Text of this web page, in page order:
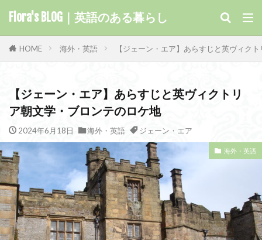
Flora's BLOG｜英語のある暮らし
HOME 海外・英語 【ジェーン・エア】あらすじと英ヴィク
【ジェーン・エア】あらすじと英ヴィクトリ
ア朝文学・ブロンテのロケ地
2024年6月18日 海外・英語 ジェーン・エア
海外・英語
カテゴリー
タグ
Kindle 学習 洋楽 歴史
文豪 教材 嵐が丘 小説
子
外資系企業
名言 医薬翻訳
出版
使い方 会計用語 仕事
ロードオブザリング
見どころ 魔法 音読
違い
通信講座 謎解き 語彙 解説
観